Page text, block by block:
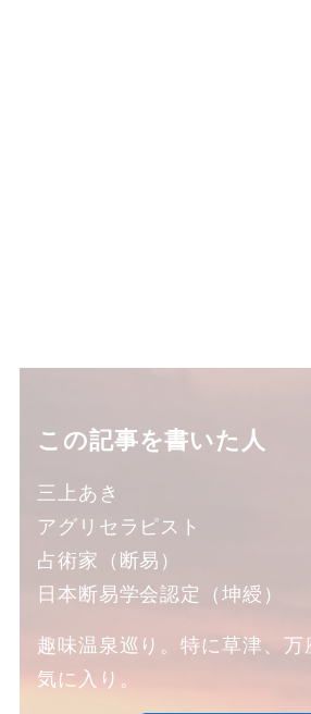
この記事を書いた人
三上あき
アグリセラピスト
占術家（断易）
日本断易学会認定（坤綬）
趣味温泉巡り。特に草津、万
気に入り。